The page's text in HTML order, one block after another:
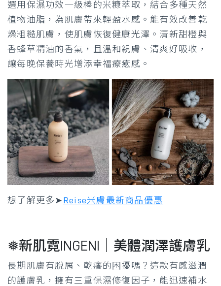
選用保濕功效一級棒的米糠萃取，結合多種天然
植物油脂，為肌膚帶來輕盈水感。能有效改善乾
燥粗糙肌膚，使肌膚恢復健康光澤。清新甜橙與
香蜂草精油的香氣，且溫和親膚、清爽好吸收，
讓每晚保養時光增添幸福療癒感。
想了解更多➤ Reise米膚最新商品優惠
❅新肌霓INGENI｜美體潤澤護膚乳
長期肌膚有脫屑、乾癢的困擾嗎？這款有感滋潤
的護膚乳，擁有三重保濕修復因子，能迅速補水